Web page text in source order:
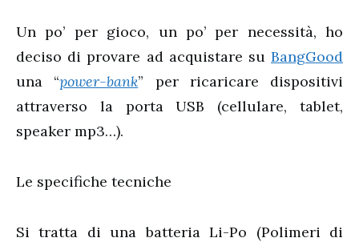
Un po’ per gioco, un po’ per necessità, ho
deciso di provare ad acquistare su BangGood
una “power-bank” per ricaricare dispositivi
attraverso la porta USB (cellulare, tablet,
speaker mp3…).
Le specifiche tecniche
Si tratta di una batteria Li-Po (Polimeri di